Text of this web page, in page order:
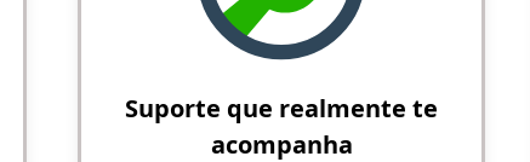
Suporte que realmente te
acompanha